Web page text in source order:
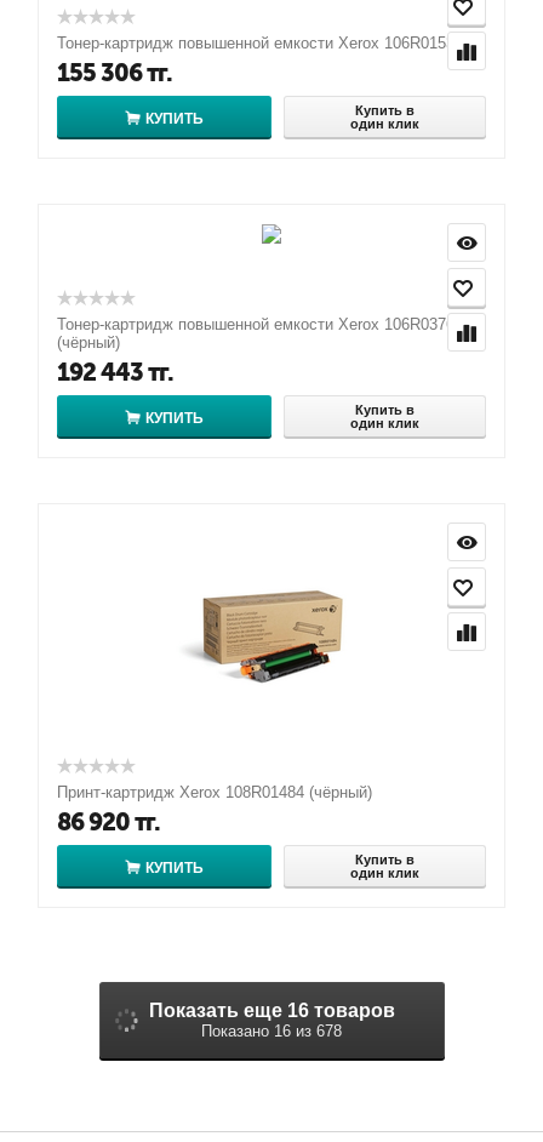
Тонер-картридж повышенной емкости Xerox 106R01536
155 306тг.
КУПИТЬ
Купить в
один клик
Тонер-картридж повышенной емкости Xerox 106R03765
(чёрный)
192 443тг.
КУПИТЬ
Купить в
один клик
Принт-картридж Xerox 108R01484 (чёрный)
86 920тг.
КУПИТЬ
Купить в
один клик
Показать еще 16 товаров
Показано 16 из 678